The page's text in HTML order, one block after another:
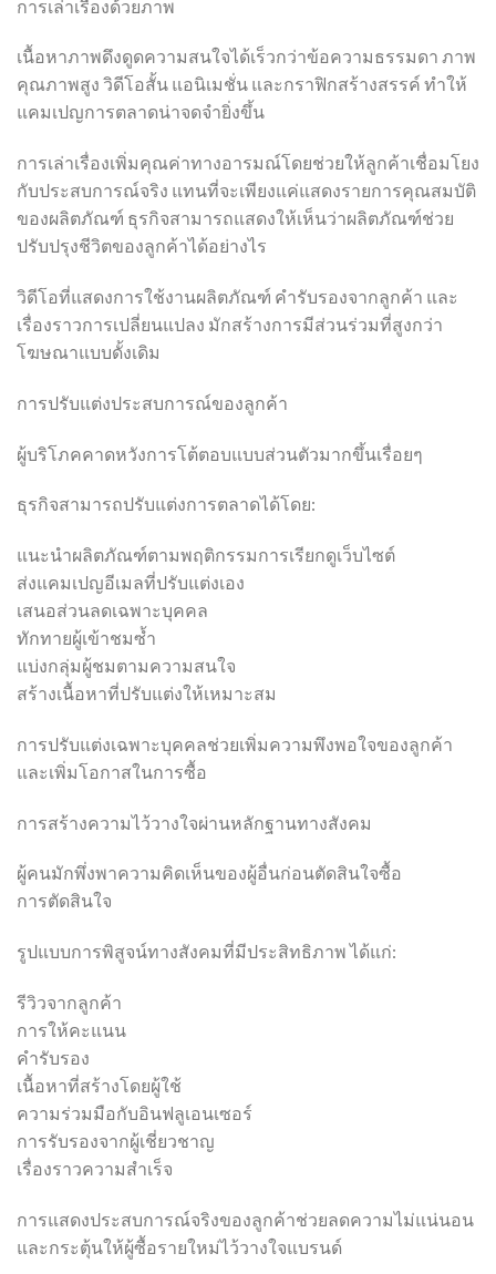
การเล่าเรื่องด้วยภาพ
เนื้อหาภาพดึงดูดความสนใจได้เร็วกว่าข้อความธรรมดา ภาพ
คุณภาพสูง วิดีโอสั้น แอนิเมชั่น และกราฟิกสร้างสรรค์ ทำให้
แคมเปญการตลาดน่าจดจำยิ่งขึ้น
การเล่าเรื่องเพิ่มคุณค่าทางอารมณ์โดยช่วยให้ลูกค้าเชื่อมโยง
กับประสบการณ์จริง แทนที่จะเพียงแค่แสดงรายการคุณสมบัติ
ของผลิตภัณฑ์ ธุรกิจสามารถแสดงให้เห็นว่าผลิตภัณฑ์ช่วย
ปรับปรุงชีวิตของลูกค้าได้อย่างไร
วิดีโอที่แสดงการใช้งานผลิตภัณฑ์ คำรับรองจากลูกค้า และ
เรื่องราวการเปลี่ยนแปลง มักสร้างการมีส่วนร่วมที่สูงกว่า
โฆษณาแบบดั้งเดิม
การปรับแต่งประสบการณ์ของลูกค้า
ผู้บริโภคคาดหวังการโต้ตอบแบบส่วนตัวมากขึ้นเรื่อยๆ
ธุรกิจสามารถปรับแต่งการตลาดได้โดย:
แนะนำผลิตภัณฑ์ตามพฤติกรรมการเรียกดูเว็บไซต์
ส่งแคมเปญอีเมลที่ปรับแต่งเอง
เสนอส่วนลดเฉพาะบุคคล
ทักทายผู้เข้าชมซ้ำ
แบ่งกลุ่มผู้ชมตามความสนใจ
สร้างเนื้อหาที่ปรับแต่งให้เหมาะสม
การปรับแต่งเฉพาะบุคคลช่วยเพิ่มความพึงพอใจของลูกค้า
และเพิ่มโอกาสในการซื้อ
การสร้างความไว้วางใจผ่านหลักฐานทางสังคม
ผู้คนมักพึ่งพาความคิดเห็นของผู้อื่นก่อนตัดสินใจซื้อ
การตัดสินใจ
รูปแบบการพิสูจน์ทางสังคมที่มีประสิทธิภาพ ได้แก่:
รีวิวจากลูกค้า
การให้คะแนน
คำรับรอง
เนื้อหาที่สร้างโดยผู้ใช้
ความร่วมมือกับอินฟลูเอนเซอร์
การรับรองจากผู้เชี่ยวชาญ
เรื่องราวความสำเร็จ
การแสดงประสบการณ์จริงของลูกค้าช่วยลดความไม่แน่นอน
และกระตุ้นให้ผู้ซื้อรายใหม่ไว้วางใจแบรนด์